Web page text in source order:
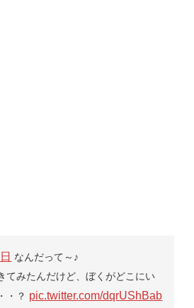
なんだって～♪
てみたんだけど、ぼくがどこにい
・？ pic.twitter.com/dqrUShBab